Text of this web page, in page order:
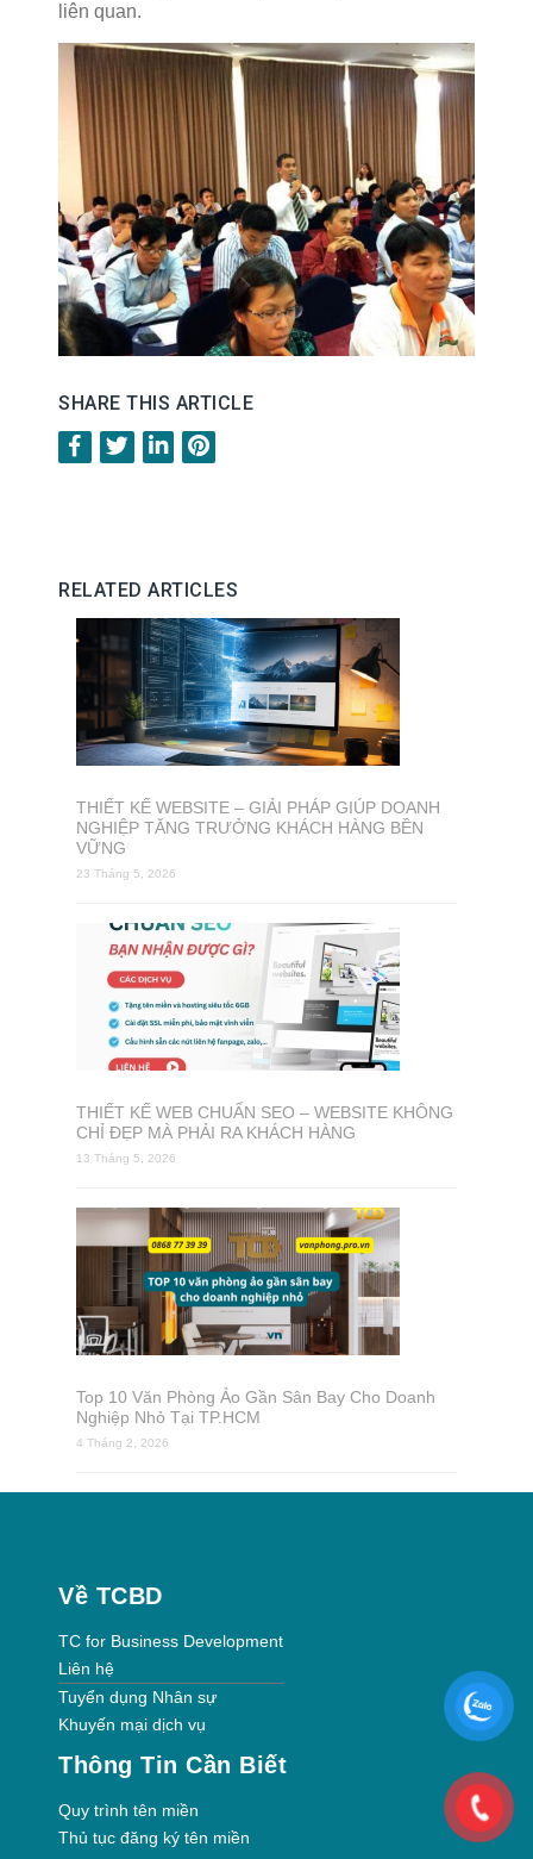
liên quan.
SHARE THIS ARTICLE
RELATED ARTICLES
THIẾT KẾ WEBSITE – GIẢI PHÁP GIÚP DOANH
NGHIỆP TĂNG TRƯỞNG KHÁCH HÀNG BỀN
VỮNG
23 Tháng 5, 2026
THIẾT KẾ WEB CHUẨN SEO – WEBSITE KHÔNG
CHỈ ĐẸP MÀ PHẢI RA KHÁCH HÀNG
13 Tháng 5, 2026
Top 10 Văn Phòng Ảo Gần Sân Bay Cho Doanh
Nghiệp Nhỏ Tại TP.HCM
4 Tháng 2, 2026
Về TCBD
TC for Business Development
Liên hệ
Tuyển dụng Nhân sự
Khuyến mại dịch vụ
Thông Tin Cần Biết
Quy trình tên miền
Thủ tục đăng ký tên miền